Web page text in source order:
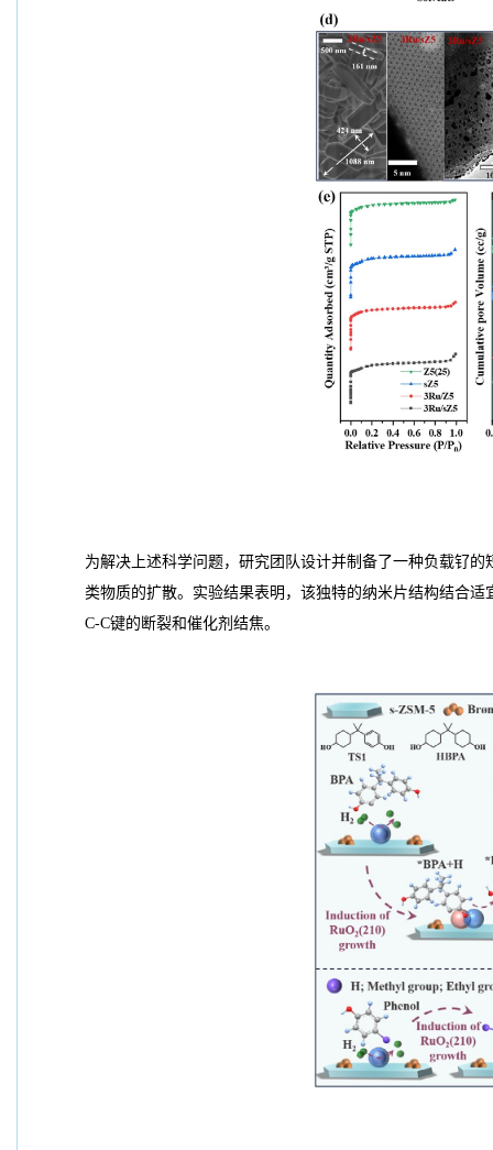
为解决上述科学问题，研究团队设计并制备了一种负载钌
类物质的扩散。实验结果表明，该独特的纳米片结构结合
C-C键的断裂和催化剂结焦。